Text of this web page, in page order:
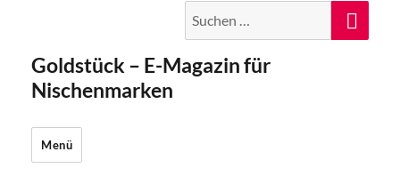
nach:
Goldstück – E-Magazin für
Nischenmarken
Menü